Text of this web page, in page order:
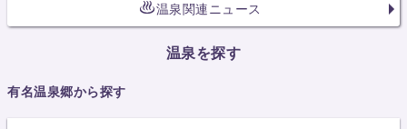
温泉関連ニュース
温泉を探す
有名温泉郷から探す